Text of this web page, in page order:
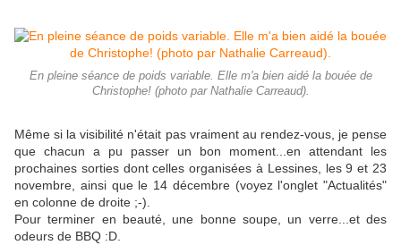
En pleine séance de poids variable. Elle m'a bien aidé la bouée de
Christophe! (photo par Nathalie Carreaud).
Même si la visibilité n'était pas vraiment au rendez-vous, je pense
que chacun a pu passer un bon moment...en attendant les
prochaines sorties dont celles organisées à Lessines, les 9 et 23
novembre, ainsi que le 14 décembre (voyez l'onglet "Actualités"
en colonne de droite ;-).
Pour terminer en beauté, une bonne soupe, un verre...et des
odeurs de BBQ :D.